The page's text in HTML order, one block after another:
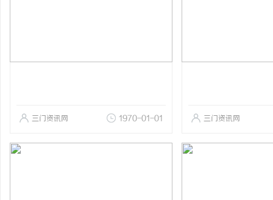
三门资讯网 1970-01-01 三门资讯网